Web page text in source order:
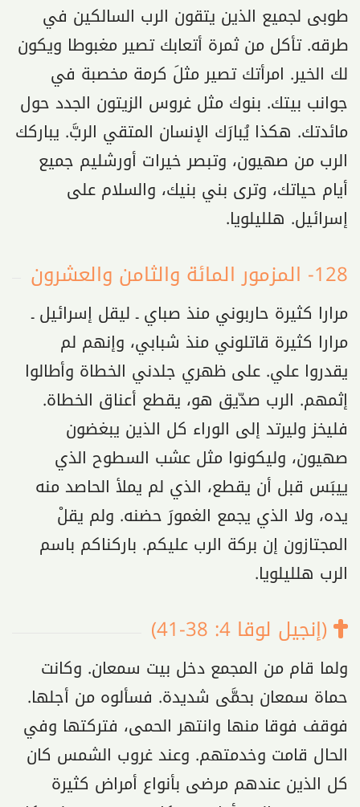
طوبى لجميع الذين يتقون الرب السالكين في
طرقه. تأكل من ثمرة أتعابك تصير مغبوطا ويكون
لك الخير. امرأتك تصير مثلَ كرمة مخصبة في
جوانب بيتك. بنوك مثل غروس الزيتون الجدد حول
مائدتك. هكذا يُبارَك الإنسان المتقي الربَّ. يباركك
الرب من صهيون، وتبصر خيرات أورشليم جميع
أيام حياتك، وترى بني بنيك، والسلام على
إسرائيل. هلليلويا.
128- المزمور المائة والثامن والعشرون
مرارا كثيرة حاربوني منذ صباي ـ ليقل إسرائيل ـ
مرارا كثيرة قاتلوني منذ شبابي، وإنهم لم
يقدروا علي. على ظهري جلدني الخطاة وأطالوا
إثمهم. الرب صدّيق هو، يقطع أعناق الخطاة.
فليخز وليرتد إلى الوراء كل الذين يبغضون
صهيون، وليكونوا مثل عشب السطوح الذي
ييبَس قبل أن يقطع، الذي لم يملأ الحاصد منه
يده، ولا الذي يجمع الغمورَ حضنه. ولم يقلْ
المجتازون إن بركة الرب عليكم. باركناكم باسم
الرب هلليلويا.
(إنجيل لوقا 4: 38-41)
ولما قام من المجمع دخل بيت سمعان. وكانت
حماة سمعان بحمَّى شديدة. فسألوه من أجلها.
فوقف فوقا منها وانتهر الحمى، فتركتها وفي
الحال قامت وخدمتهم. وعند غروب الشمس كان
كل الذين عندهم مرضى بأنواع أمراض كثيرة